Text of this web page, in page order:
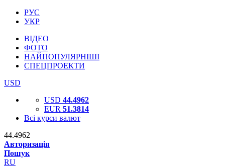
РУС
УКР
ВІДЕО
ФОТО
НАЙПОПУЛЯРНІШІ
СПЕЦПРОЕКТИ
USD
USD 44.4962
EUR 51.3814
Всі курси валют
44.4962
Авторизація
Пошук
RU